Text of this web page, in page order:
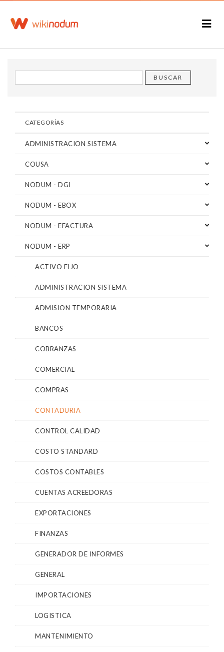
CATEGORÍAS
ADMINISTRACION SISTEMA
COUSA
NODUM - DGI
NODUM - EBOX
NODUM - EFACTURA
NODUM - ERP
ACTIVO FIJO
ADMINISTRACION SISTEMA
ADMISION TEMPORARIA
BANCOS
COBRANZAS
COMERCIAL
COMPRAS
CONTADURIA
CONTROL CALIDAD
COSTO STANDARD
COSTOS CONTABLES
CUENTAS ACREEDORAS
EXPORTACIONES
FINANZAS
GENERADOR DE INFORMES
GENERAL
IMPORTACIONES
LOGISTICA
MANTENIMIENTO